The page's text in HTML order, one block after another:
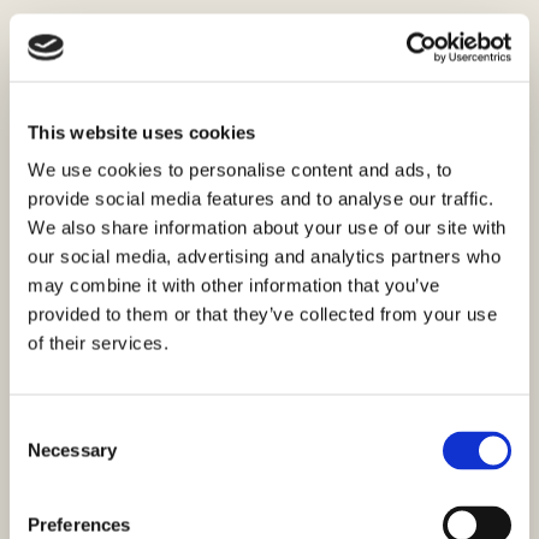
This website uses cookies
We use cookies to personalise content and ads, to
provide social media features and to analyse our traffic.
We also share information about your use of our site with
our social media, advertising and analytics partners who
may combine it with other information that you’ve
provided to them or that they’ve collected from your use
of their services.
Selection
Necessary
Preferences
Nepremičnine na Zlarinu
Zlarin je najbližji otok Šibeniku, poznan kot prvi otok brez
avtomobilov v Hrvaški. Ta edinstvena značilnost skupaj s
tradicijo obdelave korala in ohranjeno arhitekturo naredi
Zlarin posebej privlačen za kupce, ki iščejo avtentično
življenje na otoku v bližini kopnega. Trg nepremičnin na
Zlarinu vključuje tradicionalne kamnite hiše v slikovitem
jedru, manjše stanove in gradbeno zemljo. Trajektna
povezava s Šibenikom traja le približno dvajset minut, kar
omogoča praktičen dostop do mestnih ugodnosti.
Otok brez avtomobilov:
Zlarin je popolnoma prost motornih
vozil, kar zagotavlja mir, čistočo in varnost. Gibanje poteka
peš ali s kolesom, kar ustvarja edinstveno atmosfero.Koralna